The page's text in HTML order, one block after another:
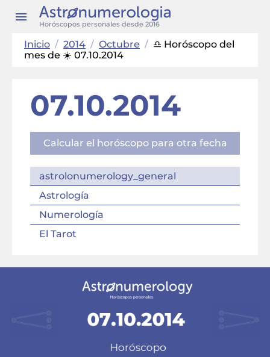
Horóscopos personales desde 2016
Inicio / 2014 / Octubre / ♎ Horóscopo del
mes de ☀️ 07.10.2014
07.10.2014
Calcular el horóscopo para otra fecha
astrolonumerology_general
Astrología
Numerología
El Tarot